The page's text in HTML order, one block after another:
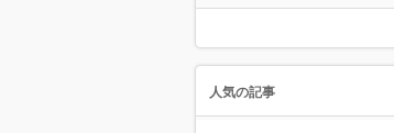
人気の記事